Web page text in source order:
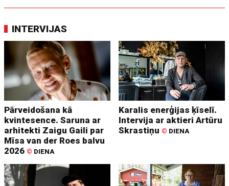
INTERVIJAS
Pārveidošana kā
kvintesence. Saruna ar
arhitekti Zaigu Gaili par
Mīsa van der Roes balvu
2026 © DIENA
Karalis enerģijas ķīselī.
Intervija ar aktieri Artūru
Skrastiņu © DIENA